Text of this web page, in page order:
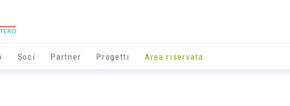
Soci Partner Progetti Area riservata